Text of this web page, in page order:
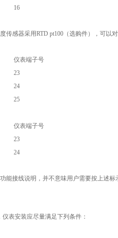
16
传感器采用RTD pt100 （选购件），可以
仪表端子号
23
24
25
仪表端子号
23
24
能接线说明，并不意味用户需要按上述
表安装应尽量满足下列条件：